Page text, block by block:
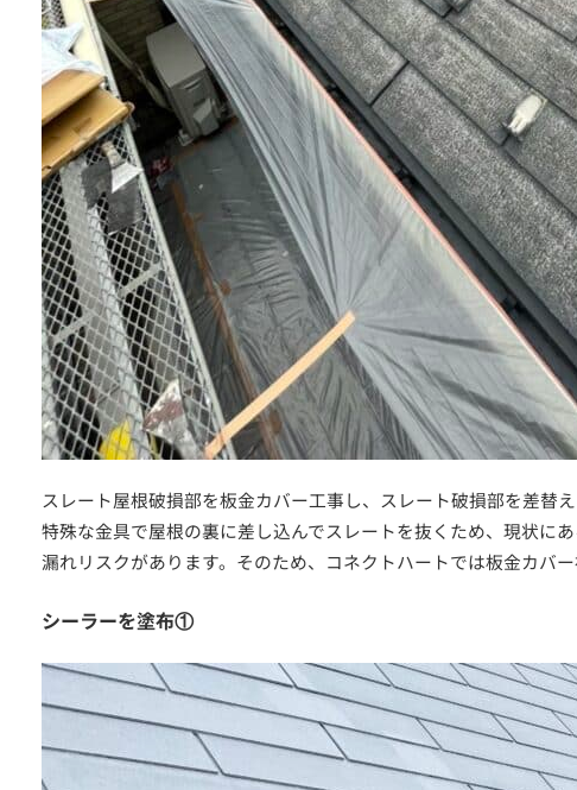
スレート屋根破損部を板金カバー工事し、スレート破損部を差替
特殊な金具で屋根の裏に差し込んでスレートを抜くため、現状に
漏れリスクがあります。そのため、コネクトハートでは板金カバー
シーラーを塗布①